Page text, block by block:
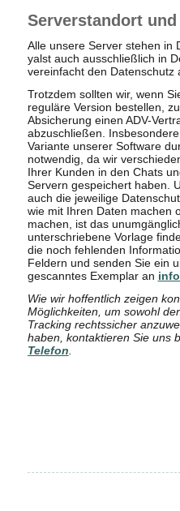
Serverstandort und
Alle unsere Server stehen in
yalst auch ausschließlich in
vereinfacht den Datenschutz
Trotzdem sollten wir, wenn
reguläre Version bestellen,
Absicherung einen ADV-
abzuschließen.
Variante unserer Software
notwendig, da wir
Ihrer Kunden in den Chats
Servern gespeichert haben.
auch die jeweilige
wie mit Ihren Daten machen
machen, ist das
unterschriebene Vorlage
die noch fehlenden
Feldern und senden Sie ein
gescanntes Exemplar an
Wie wir hoffentlich zeigen
Möglichkeiten, um sowohl
Tracking rechtssicher
haben, kontaktieren Sie uns
Telefon